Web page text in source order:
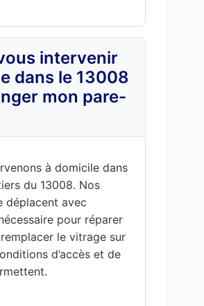
intervenir
dans le 13008
mon pare-
à domicile dans
du 13008. Nos
déplacent avec
pour réparer
le vitrage sur
d’accès et de